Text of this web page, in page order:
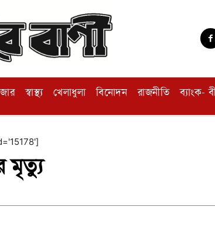
স্বাস্থ্য খেলাধুলা বিনোদন রাজনীতি ব্যাংক-
মৃত্যু